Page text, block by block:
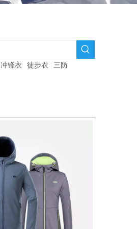
冲锋衣 徒步衣
三防
装